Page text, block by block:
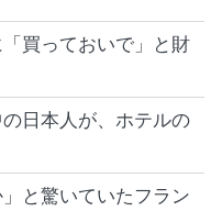
買っておいで」と財
日本人が、ホテルの
と驚いていたフラン